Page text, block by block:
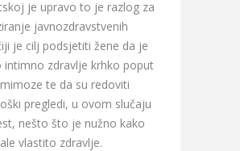
je upravo to je razlog za
javnozdravstvenih
je cilj podsjetiti žene da je
intimno zdravlje krhko poput
te da su redoviti
pregledi, u ovom slučaju
nešto što je nužno kako
vlastito zdravlje.